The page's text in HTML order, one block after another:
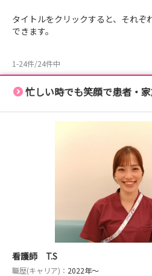
タイトルをクリックすると、それぞ
できます。
1-24件/24件中
忙しい時でも笑顔で患者・家族と関
看護師 T.S
職歴(キャリア)： 2022年〜